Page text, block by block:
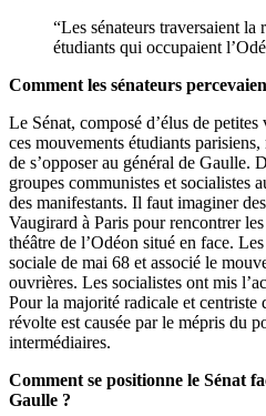
“Les sénateurs traversaient la
étudiants qui occupaient
Comment les sénateurs
Le Sénat, composé d’élus de
ces mouvements étudiants
de s’opposer au général de Gaulle.
groupes communistes et socialistes
des manifestants. Il faut imaginer
Vaugirard à Paris pour rencontrer
théâtre de l’Odéon situé en face.
sociale de mai 68 et associé le
ouvrières. Les socialistes ont mis
Pour la majorité radicale et centriste
révolte est causée par le mépris du
intermédiaires.
Comment se positionne le Sénat
Gaulle ?